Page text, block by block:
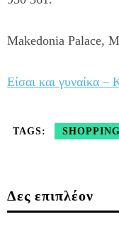
Makedonia Palace,
Είσαι και γυναίκα –
TAGS: SHOPPING
Δες επιπλέον